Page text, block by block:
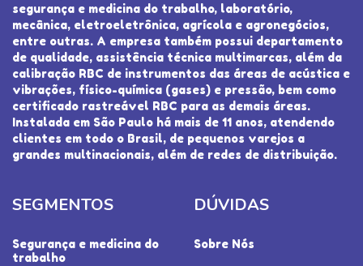
segurança e medicina do trabalho, laboratório,
mecânica, eletroeletrônica, agrícola e agronegócios,
entre outras. A empresa também possui departamento
de qualidade, assistência técnica multimarcas, além da
calibração RBC de instrumentos das áreas de acústica e
vibrações, físico-química (gases) e pressão, bem como
certificado rastreável RBC para as demais áreas.
Instalada em São Paulo há mais de 11 anos, atendendo
clientes em todo o Brasil, de pequenos varejos a
grandes multinacionais, além de redes de distribuição.
SEGMENTOS
Segurança e medicina do
trabalho
DÚVIDAS
Sobre Nós